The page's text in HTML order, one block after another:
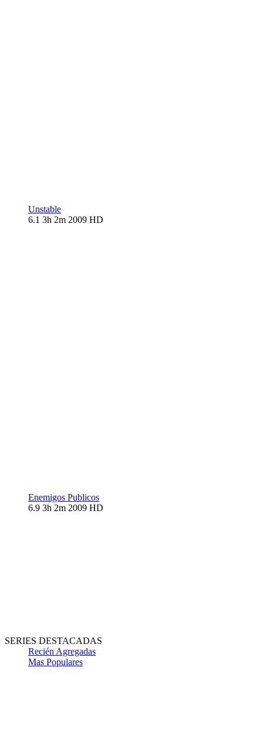
Unstable
6.1 3h 2m 2009 HD
Enemigos Publicos
6.9 3h 2m 2009 HD
SERIES DESTACADAS
Recién Agregadas
Mas Populares